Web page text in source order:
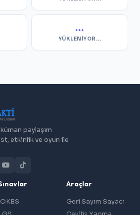
...
YÜKLENIYOR...
paylaşım
etkinlik ve oyun ile
Araçlar
Geri Sayım Sayacı